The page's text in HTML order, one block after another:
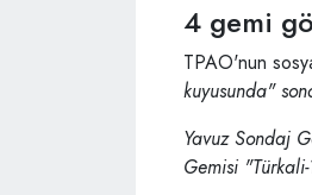
4 gemi
TPAO'nun
kuyusunda"
Yavuz Sondaj
Gemisi